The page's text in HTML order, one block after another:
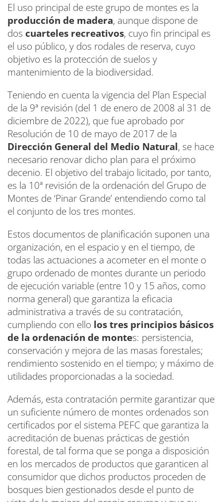
El uso principal de este grupo de montes es la
producción de madera, aunque dispone de
dos cuarteles recreativos, cuyo fin principal es
el uso público, y dos rodales de reserva, cuyo
objetivo es la protección de suelos y
mantenimiento de la biodiversidad.
Teniendo en cuenta la vigencia del Plan Especial
de la 9ª revisión (del 1 de enero de 2008 al 31 de
diciembre de 2022), que fue aprobado por
Resolución de 10 de mayo de 2017 de la
Dirección General del Medio Natural, se hace
necesario renovar dicho plan para el próximo
decenio. El objetivo del trabajo licitado, por tanto,
es la 10ª revisión de la ordenación del Grupo de
Montes de ‘Pinar Grande’ entendiendo como tal
el conjunto de los tres montes.
Estos documentos de planificación suponen una
organización, en el espacio y en el tiempo, de
todas las actuaciones a acometer en el monte o
grupo ordenado de montes durante un periodo
de ejecución variable (entre 10 y 15 años, como
norma general) que garantiza la eficacia
administrativa a través de su contratación,
cumpliendo con ello los tres principios básicos
de la ordenación de montes: persistencia,
conservación y mejora de las masas forestales;
rendimiento sostenido en el tiempo; y máximo de
utilidades proporcionadas a la sociedad.
Además, esta contratación permite garantizar que
un suficiente número de montes ordenados son
certificados por el sistema PEFC que garantiza la
acreditación de buenas prácticas de gestión
forestal, de tal forma que se ponga a disposición
en los mercados de productos que garanticen al
consumidor que dichos productos proceden de
bosques bien gestionados desde el punto de